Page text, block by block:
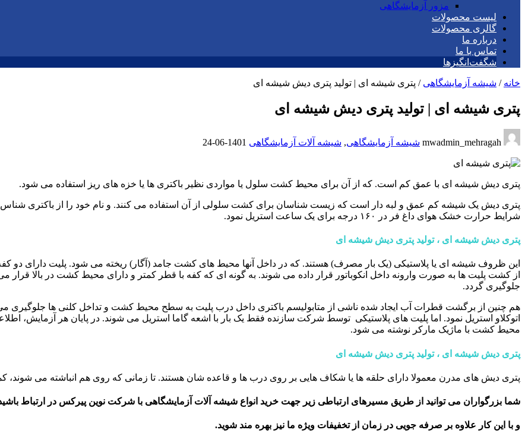
مزور آزمایشگاهی
لیست محصولات
گالری محصولات
درباره ما
تماس با ما
شگفت‌انگیزها
خانه / شیشه آزمایشگاهی / پتری شیشه ای | تولید پتری دیش شیشه ای
پتری شیشه ای | تولید پتری دیش شیشه ای
شیشه آزمایشگاهی, شیشه آلات آزمایشگاهی 1401-06-24
پتری دیش شیشه ای با عمق کم است. که از آن برای محیط کشت سلول یا مواردی نظیر باکتری ها یا خزه های ریز استفاده می شود.
پتری دیش یک شیشه کم عمق و لبه دار است که زیست شناسان برای کشت سلولی از آن استفاده می کنند. و نام خود را از باکتری شناس
شرایط حرارت خشک هوای داغ فر در ۱۶۰ درجه برای یک ساعت استریل نمود.
پتری دیش شیشه ای ، تولید پتری دیش شیشه ای
این ظروف شیشه ای یا پلاستیکی (یک بار مصرف) هستند. که در داخل آنها محیط های کشت جامد (آگار) ریخته می شود. پلیت دارای
از کشت پلیت ها به صورت وارونه داخل انکوباتور قرار داده می شوند. به گونه ای که کفه با قطر کمتر و دارای محیط کشت در بالا
جلوگیری گردد.
هم چنین‏ از برگشت قطرات آب ایجاد شده ناشی از متابولیسم باکتری داخل درب پلیت به سطح محیط کشت و تداخل کلنی ها جلوگیری می
اتوکلاو استریل نمود. اما پلیت های پلاستیکی توسط شرکت سازنده فقط یک بار با اشعه گاما استریل می شوند. در پایان هر آزمایش،
محیط کشت با ماژیک مارکر نوشته می شود.
پتری دیش شیشه ای ، تولید پتری دیش شیشه ای
پتری دیش های مدرن معمولا دارای حلقه ها یا شکاف هایی بر روی درب ها و قاعده شان هستند. تا زمانی که روی هم انباشته می شوند،
شما بزرگواران می توانید از طریق مسیرهای ارتباطی زیر جهت خرید انواع شیشه آلات آزمایشگاهی با شرکت نوین پیرکس در ارتباط
و با این کار علاوه بر صرفه جویی در زمان از تخفیفات ویژه ما نیز بهره مند شوید.